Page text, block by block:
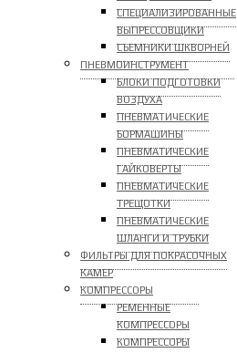
СПЕЦИАЛИЗИРОВАННЫЕ
ВЫПРЕССОВЩИКИ
CЪЕМНИКИ ШКВОРНЕЙ
ПНЕВМОИНСТРУМЕНТ
БЛОКИ ПОДГОТОВКИ
ВОЗДУХА
ПНЕВМАТИЧЕСКИЕ
БОРМАШИНЫ
ПНЕВМАТИЧЕСКИЕ
ГАЙКОВЕРТЫ
ПНЕВМАТИЧЕСКИЕ
ТРЕЩОТКИ
ПНЕВМАТИЧЕСКИЕ
ШЛАНГИ И ТРУБКИ
ФИЛЬТРЫ ДЛЯ ПОКРАСОЧНЫХ
КАМЕР
КОМПРЕССОРЫ
РЕМЕННЫЕ
КОМПРЕССОРЫ
КОМПРЕССОРЫ